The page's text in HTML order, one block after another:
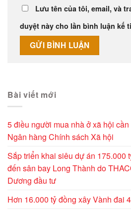
Lưu tên của tôi, email, và
duyệt này cho lần bình luận kế
Bài viết mới
5 điều người mua nhà ở xã hội
Ngân hàng Chính sách Xã hội
Sắp triển khai siêu dự án 175.000
đến sân bay Long Thành do
Dương đầu tư
Hơn 16.000 tỷ đồng xây Vành đai